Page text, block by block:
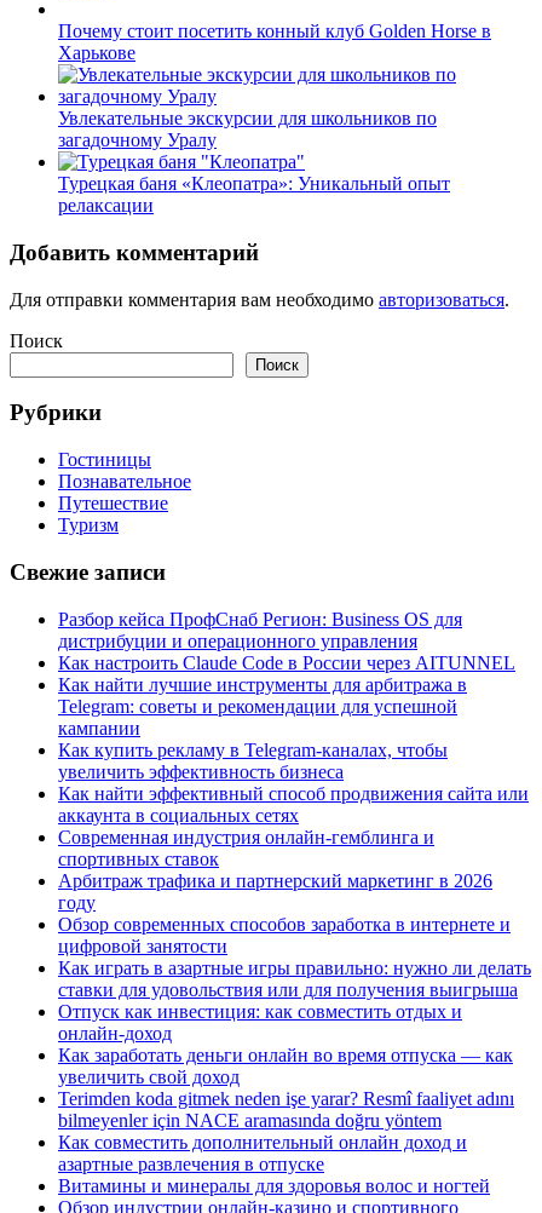
Почему стоит посетить конный клуб Golden Horse в
Харькове
Увлекательные экскурсии для школьников по
загадочному Уралу
Турецкая баня «Клеопатра»: Уникальный опыт
релаксации
Добавить комментарий
Для отправки комментария вам необходимо авторизоваться.
Поиск
Поиск
Рубрики
Гостиницы
Познавательное
Путешествие
Туризм
Свежие записи
Разбор кейса ПрофСнаб Регион: Business OS для
дистрибуции и операционного управления
Как настроить Claude Code в России через AITUNNEL
Как найти лучшие инструменты для арбитража в
Telegram: советы и рекомендации для успешной
кампании
Как купить рекламу в Telegram-каналах, чтобы
увеличить эффективность бизнеса
Как найти эффективный способ продвижения сайта или
аккаунта в социальных сетях
Современная индустрия онлайн-гемблинга и
спортивных ставок
Арбитраж трафика и партнерский маркетинг в 2026
году
Обзор современных способов заработка в интернете и
цифровой занятости
Как играть в азартные игры правильно: нужно ли делать
ставки для удовольствия или для получения выигрыша
Отпуск как инвестиция: как совместить отдых и
онлайн-доход
Как заработать деньги онлайн во время отпуска — как
увеличить свой доход
Terimden koda gitmek neden işe yarar? Resmî faaliyet adını
bilmeyenler için NACE aramasında doğru yöntem
Как совместить дополнительный онлайн доход и
азартные развлечения в отпуске
Витамины и минералы для здоровья волос и ногтей
Обзор индустрии онлайн-казино и спортивного